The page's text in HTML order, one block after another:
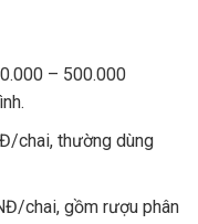
– 500.000
chai, thường dùng
chai, gồm rượu phân